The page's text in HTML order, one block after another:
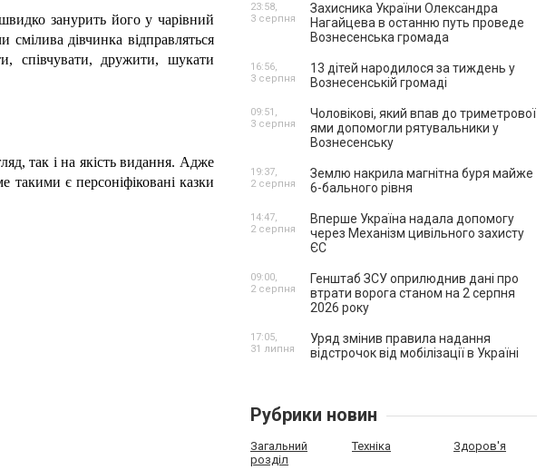
занурить його у чарівний
дівчинка відправляться
співчувати, дружити, шукати
так і на якість видання. Адже
є персоніфіковані казки
Захисника України Олександра
Нагайцева в останню путь проведе
Вознесенська громада
23:58,
3 серпня
13 дітей народилося за тиждень у
Вознесенській громаді
16:56,
3 серпня
Чоловікові, який впав до триметрової
ями допомогли рятувальники у
Вознесенську
09:51,
3 серпня
Землю накрила магнітна буря майже
6-бального рівня
19:37,
2 серпня
Вперше Україна надала допомогу
через Механізм цивільного захисту
ЄС
14:47,
2 серпня
Генштаб ЗСУ оприлюднив дані про
втрати ворога станом на 2 серпня
2026 року
09:00,
2 серпня
Уряд змінив правила надання
відстрочок від мобілізації в Україні
17:05,
31 липня
Рубрики новин
Загальний
розділ
Техніка Здоров'я